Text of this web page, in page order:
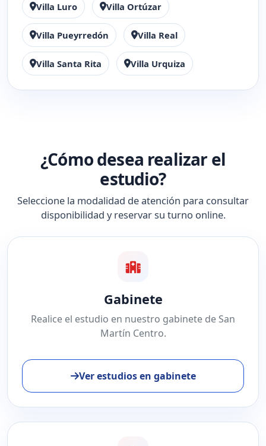
Villa Luro Villa Ortúzar
Villa Pueyrredón Villa Real
Villa Santa Rita Villa Urquiza
¿Cómo desea realizar el
estudio?
Seleccione la modalidad de atención para consultar
disponibilidad y reservar su turno online.
Gabinete
Realice el estudio en nuestro gabinete de San
Martín Centro.
Ver estudios en gabinete